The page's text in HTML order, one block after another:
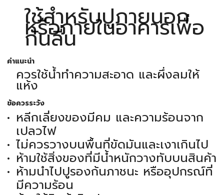
ใช้สำหรับปูภายนอก
หรือภายในอาคารเพื่อ
กันลื่น
คำแนะนำ
ควรใช้น้ำทำความสะอาด และผึ่งลมให้
แห้ง
ข้อควรระวัง
หลีกเลี่ยงของมีคม และความร้อนจาก
เปลวไฟ
ไม่ควรวางบนพื้นที่ขัดมันและเงาเกินไป
ห้ามใช้สิ่งของที่มีน้ำหนักวางทับบนสินค้า
ห้ามนำไปปูรองก้นภาชนะ หรืออุปกรณ์ที่
มีความร้อน